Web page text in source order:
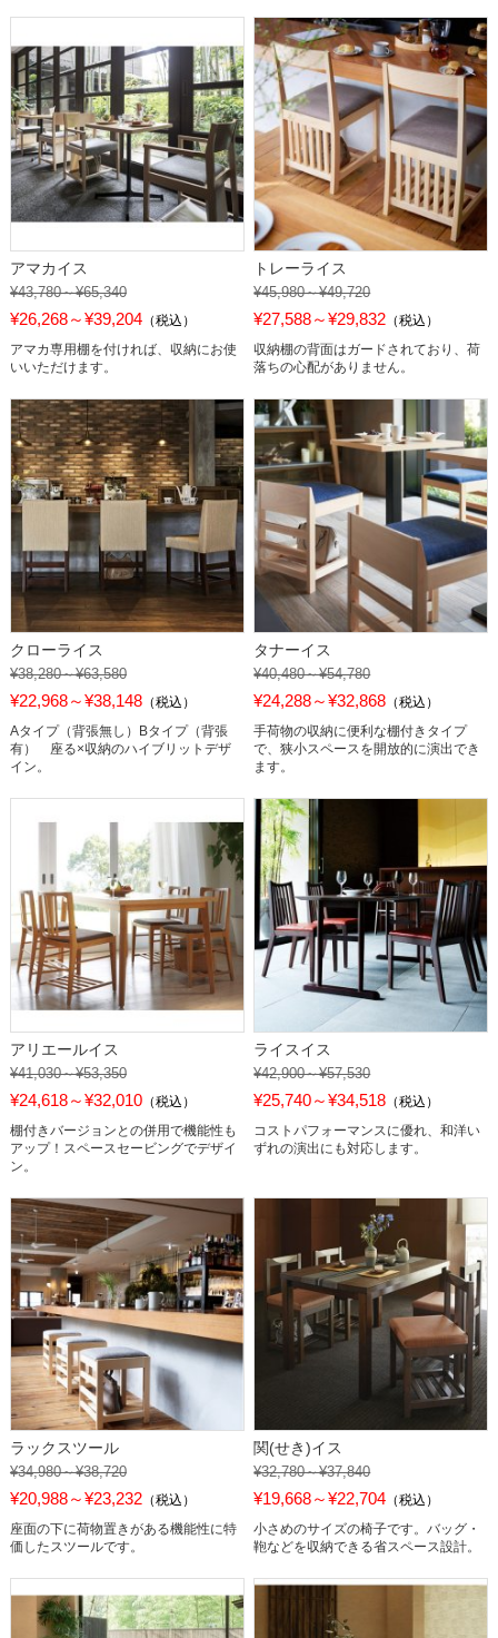
アマカイス
¥43,780～¥65,340
¥26,268～¥39,204（税込）
アマカ専用棚を付ければ、収納にお使
いいただけます。
トレーライス
¥45,980～¥49,720
¥27,588～¥29,832 （税込）
収納棚の背面はガードされており、荷
落ちの心配がありません。
クローライス
¥38,280～¥63,580
¥22,968～¥38,148（税込）
Aタイプ（背張無し）Bタイプ（背張
有） 座る×収納のハイブリットデザ
イン。
タナーイス
¥40,480～¥54,780
¥24,288～¥32,868 （税込）
手荷物の収納に便利な棚付きタイプ
で、狭小スペースを開放的に演出でき
ます。
アリエールイス
¥41,030～¥53,350
¥24,618～¥32,010（税込）
棚付きバージョンとの併用で機能性も
アップ！スペースセービングでデザイ
ン。
ライスイス
¥42,900～¥57,530
¥25,740～¥34,518 （税込）
コストパフォーマンスに優れ、和洋い
ずれの演出にも対応します。
ラックスツール
¥34,980～¥38,720
¥20,988～¥23,232（税込）
座面の下に荷物置きがある機能性に特
価したスツールです。
関(せき)イス
¥32,780～¥37,840
¥19,668～¥22,704 （税込）
小さめのサイズの椅子です。バッグ・
鞄などを収納できる省スペース設計。